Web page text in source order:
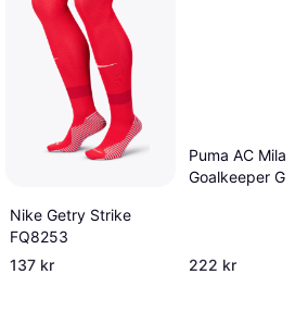
Nike Getry Strike
FQ8253
137 kr
Puma AC
Goalkeeper
222 kr